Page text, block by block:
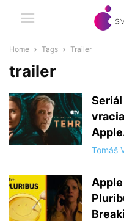
Home Tags Trailer
trailer
Tomáš